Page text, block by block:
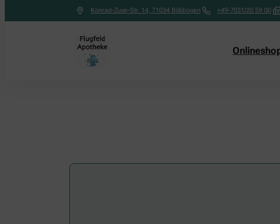
Konrad-Zuse-Str. 14, 71034 Böblingen +49-7031/20 59 00